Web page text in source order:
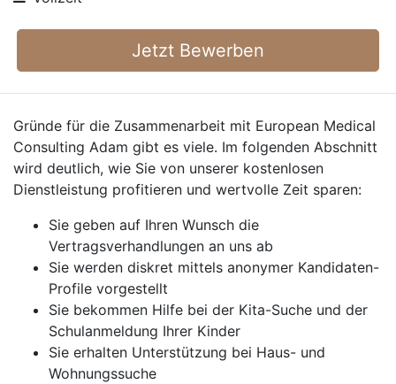
Jetzt Bewerben
Gründe für die Zusammenarbeit mit European Medical
Consulting Adam gibt es viele. Im folgenden Abschnitt
wird deutlich, wie Sie von unserer kostenlosen
Dienstleistung profitieren und wertvolle Zeit sparen:
Sie geben auf Ihren Wunsch die
Vertragsverhandlungen an uns ab
Sie werden diskret mittels anonymer Kandidaten-
Profile vorgestellt
Sie bekommen Hilfe bei der Kita-Suche und der
Schulanmeldung Ihrer Kinder
Sie erhalten Unterstützung bei Haus- und
Wohnungssuche